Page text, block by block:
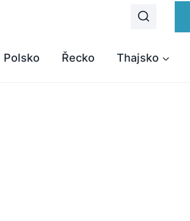
Polsko Řecko Thajsko